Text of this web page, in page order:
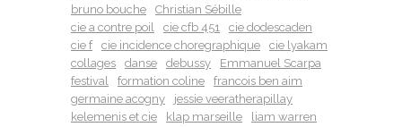
bruno bouche
Christian Sébille
cie a contre poil
cie cfb 451
cie dodescaden
cie f
cie incidence choregraphique
cie lyakam
collages
danse debussy
Emmanuel Scarpa
festival
formation coline
francois ben aim
germaine acogny
jessie veeratherapillay
kelemenis et cie
klap marseille
liam warren